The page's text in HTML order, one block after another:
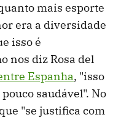
mais esporte
era a diversidade
isso é
nos diz Rosa del
Espanha, "isso
saudável". No
"se justifica com